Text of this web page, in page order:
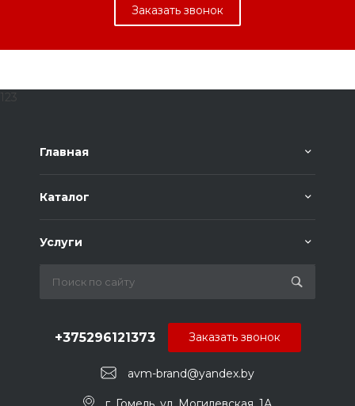
Заказать звонок
123
Главная
Каталог
Услуги
+375296121373
avm-brand@yandex.by
Заказать звонок